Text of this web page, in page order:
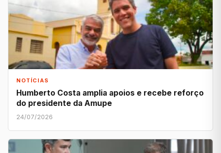
NOTÍCIAS
Humberto Costa amplia apoios e recebe reforço
do presidente da Amupe
24/07/2026